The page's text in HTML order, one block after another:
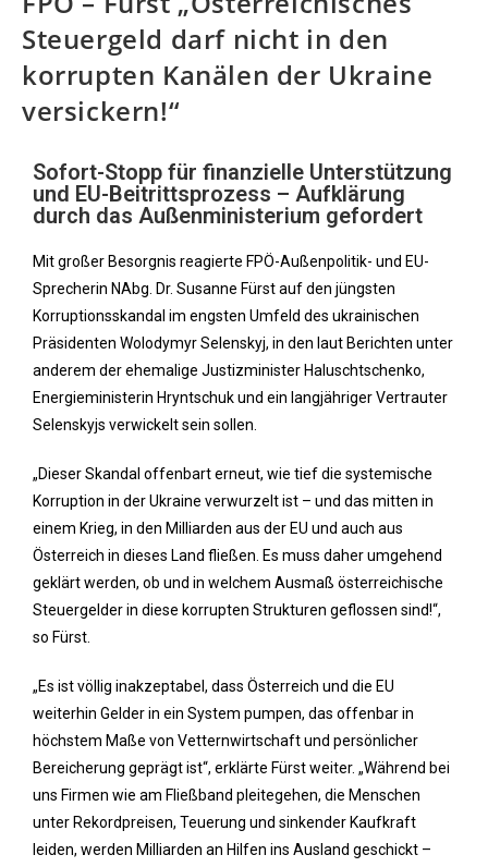
Steuergeld darf nicht in den
korrupten Kanälen der Ukraine
versickern!“
Sofort-Stopp für finanzielle Unterstützung
und EU-Beitrittsprozess – Aufklärung
durch das Außenministerium gefordert
Mit großer Besorgnis reagierte FPÖ-Außenpolitik- und EU-
Sprecherin NAbg. Dr. Susanne Fürst auf den jüngsten
Korruptionsskandal im engsten Umfeld des ukrainischen
Präsidenten Wolodymyr Selenskyj, in den laut Berichten unter
anderem der ehemalige Justizminister Haluschtschenko,
Energieministerin Hryntschuk und ein langjähriger Vertrauter
Selenskyjs verwickelt sein sollen.
„Dieser Skandal offenbart erneut, wie tief die systemische
Korruption in der Ukraine verwurzelt ist – und das mitten in
einem Krieg, in den Milliarden aus der EU und auch aus
Österreich in dieses Land fließen. Es muss daher umgehend
geklärt werden, ob und in welchem Ausmaß österreichische
Steuergelder in diese korrupten Strukturen geflossen sind!“,
so Fürst.
„Es ist völlig inakzeptabel, dass Österreich und die EU
weiterhin Gelder in ein System pumpen, das offenbar in
höchstem Maße von Vetternwirtschaft und persönlicher
Bereicherung geprägt ist“, erklärte Fürst weiter. „Während bei
uns Firmen wie am Fließband pleitegehen, die Menschen
unter Rekordpreisen, Teuerung und sinkender Kaufkraft
leiden, werden Milliarden an Hilfen ins Ausland geschickt –